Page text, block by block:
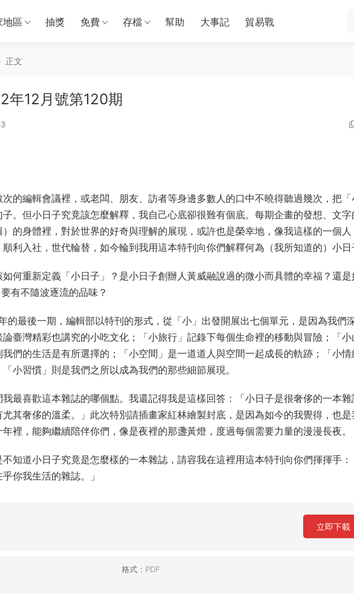
地區 抽獎 免費 存檔 幫助 大事記 貿易戰
正文
年12月號第120期
的編輯會議裡，或老闆、朋友、訪者等身邊多數人的口中不曉得聽過幾次，把「
。但小日子究竟該怎麼解釋，我自己心底卻很難有個底。每期企畫的發想、文字
的身體裡，對於世界的好奇與理解的展現，或許也是榮幸地，像我這樣的一個人
利入社，世代輪替，如今輪到我用這本特刊向你們解釋何為（我所知道的）小日
何重新定義「小日子」？是小日子創辦人黃威融說過的微小而具體的幸福？還是
有不隨波逐流的品味？
的最後一期，編輯部以特刊的形式，從「小」出發開展出七個單元，是因為我們
臺灣精彩也講究的小吃文化；「小旅行」記錄下每個生命裡的移動與冒險；「小
們的生活是有所選擇的；「小空間」是一道道人與空間一起成長的軌跡；「小情
小習慣」則是我們之所以成為我們的那些細節展現。
最喜歡這本雜誌的哪個點。我還記得我是這樣回答：「小日子是很奢侈的一本雜
其奢侈的溫柔。」此次特別請插畫家紅林繪製封底，是因為如今的我覺得，也是
裡，能夠繼續陪伴你們，像是夜裡的那盞黃燈，度過每個需要力量的漫漫長夜。
知道小日子究竟是怎麼樣的一本雜誌，請容我在這裡用這本特刊向你們揮揮手：
你我生活的雜誌。」
立即下載
格式： PDF